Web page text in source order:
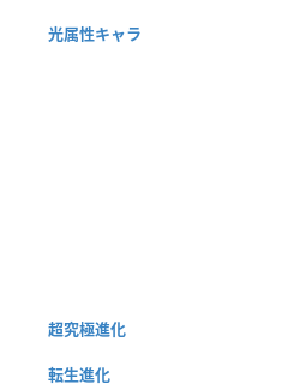
光属性キャラ
超究極進化
転生進化